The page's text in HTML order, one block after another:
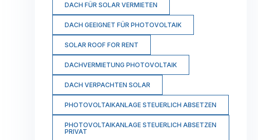
DACH FÜR SOLAR VERMIETEN
DACH GEEIGNET FÜR PHOTOVOLTAIK
SOLAR ROOF FOR RENT
DACHVERMIETUNG PHOTOVOLTAIK
DACH VERPACHTEN SOLAR
PHOTOVOLTAIKANLAGE STEUERLICH ABSETZEN
PHOTOVOLTAIKANLAGE STEUERLICH ABSETZEN
PRIVAT